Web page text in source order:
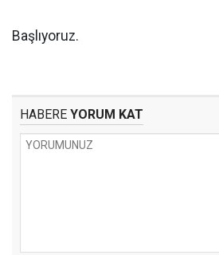
Başlıyoruz.
HABERE YORUM KAT